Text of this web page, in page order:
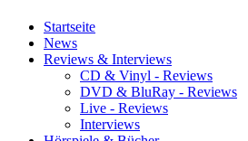
Startseite
News
Reviews & Interviews
CD & Vinyl - Reviews
DVD & BluRay - Reviews
Live - Reviews
Interviews